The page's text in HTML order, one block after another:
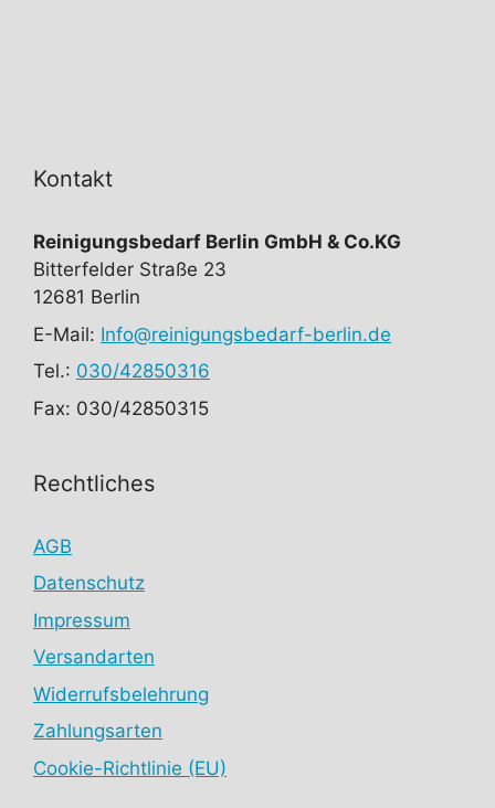
Kontakt
Reinigungsbedarf Berlin GmbH & Co.KG
Bitterfelder Straße 23
12681 Berlin
E-Mail: Info@reinigungsbedarf-berlin.de
Tel.: 030/42850316
Fax: 030/42850315
Rechtliches
AGB
Datenschutz
Impressum
Versandarten
Widerrufsbelehrung
Zahlungsarten
Cookie-Richtlinie (EU)